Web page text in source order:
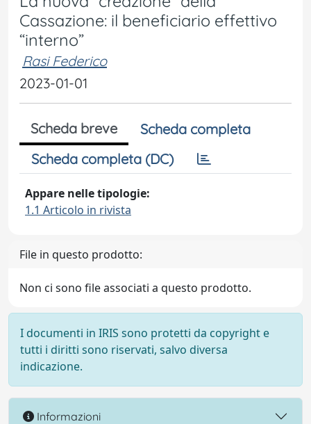
Cassazione: il beneficiario effettivo
“interno”
Rasi Federico
2023-01-01
Scheda breve
Scheda completa
Scheda completa (DC)
Appare nelle tipologie:
1.1 Articolo in rivista
File in questo prodotto:
Non ci sono file associati a questo prodotto.
I documenti in IRIS sono protetti da copyright e
tutti i diritti sono riservati, salvo diversa
indicazione.
Informazioni